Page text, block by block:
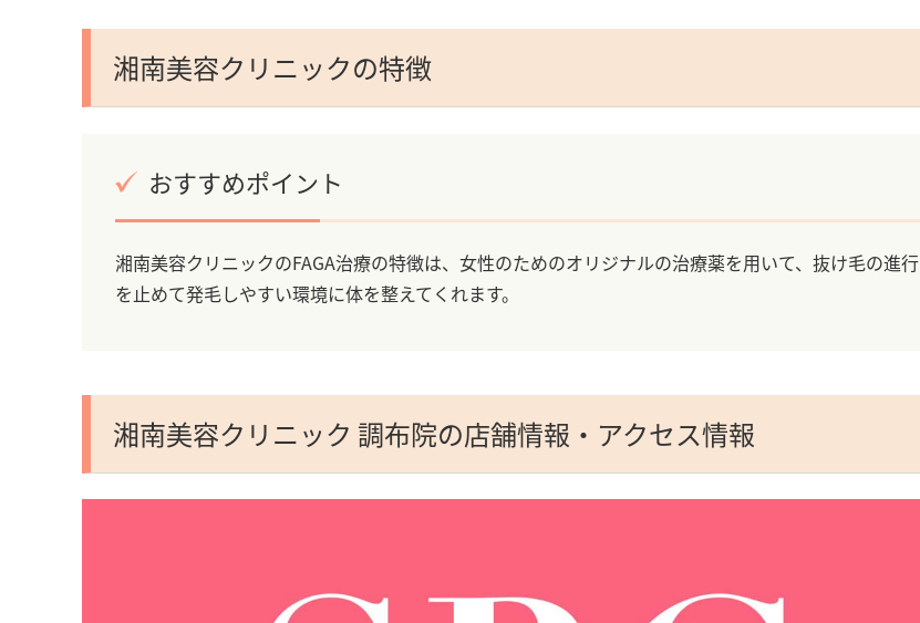
湘南美容クリニックの特徴
おすすめポイント
湘南美容クリニックのFAGA治療の特徴は、女性のためのオリジナルの治療薬を用いて、抜け毛の進行
を止めて発毛しやすい環境に体を整えてくれます。
湘南美容クリニック 調布院の店舗情報・アクセス情報